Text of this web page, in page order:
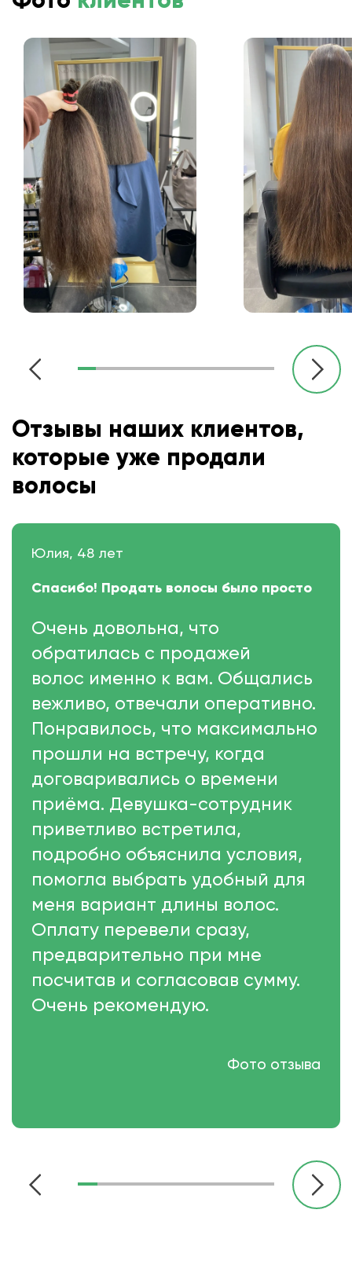
Отзывы наших клиентов,
которые уже продали
волосы
Юлия, 48 лет
Спасибо! Продать волосы было просто
Очень довольна, что
обратилась с продажей
волос именно к вам. Общались
вежливо, отвечали оперативно.
Понравилось, что максимально
прошли на встречу, когда
договаривались о времени
приёма. Девушка-сотрудник
приветливо встретила,
подробно объяснила условия,
помогла выбрать удобный для
меня вариант длины волос.
Оплату перевели сразу,
предварительно при мне
посчитав и согласовав сумму.
Очень рекомендую.
Фото отзыва